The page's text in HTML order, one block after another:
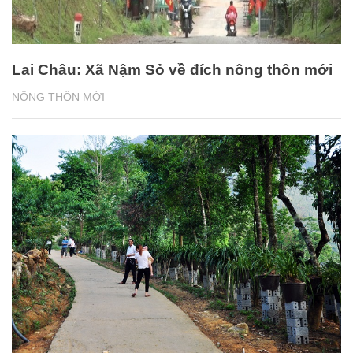
NÔNG THÔN MỚI
Lai Châu: Xã Nậm Sỏ về đích nông thôn mới